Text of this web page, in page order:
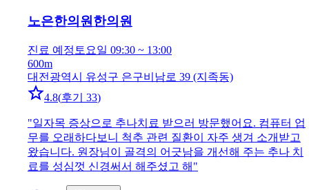
노은한의원한의원
진료 예정 토요일 09:30 ~ 13:00
600m
대전광역시 유성구 은구비남로 39 (지족동)
4.8(후기 33)
"일자목 증상으로 추나치료 받으러 방문했어요. 컴퓨터 업
무를 오래하다보니 척추 관련 질환이 자주 생겨 소개받고
왔습니다. 원장님이 골격의 어긋남을 개선해 주는 추나 치
료를 성심껏 신경써서 해주셨고 해 "